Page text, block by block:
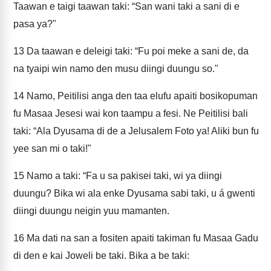
Taawan e taigi taawan taki: “San wani taki a sani di e
pasa ya?"
13 Da taawan e deleigi taki: “Fu poi meke a sani de, da
na tyaipi win namo den musu diingi duungu so."
14 Namo, Peitilisi anga den taa elufu apaiti bosikopuman
fu Masaa Jesesi wai kon taampu a fesi. Ne Peitilisi bali
taki: “Ala Dyusama di de a Jelusalem Foto ya! Aliki bun fu
yee san mi o taki!"
15 Namo a taki: “Fa u sa pakisei taki, wi ya diingi
duungu? Bika wi ala enke Dyusama sabi taki, u á gwenti
diingi duungu neigin yuu mamanten.
16 Ma dati na san a fositen apaiti takiman fu Masaa Gadu
di den e kai Joweli be taki. Bika a be taki: